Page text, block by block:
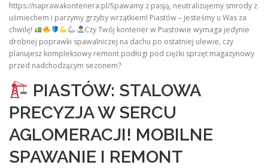
https://naprawakontenera.pl/Spawamy z pasją, neutralizujemy smrody z
uśmiechem i parzymy grzyby wrzątkiem! Piastów – jesteśmy u Was za
chwilę!
Czy Twój kontener w Piastowie wymaga jedynie
drobnej poprawki spawalniczej na dachu po ostatniej ulewie, czy
planujesz kompleksowy remont podłogi pod ciężki sprzęt magazynowy
przed nadchodzącym sezonem?
PIASTÓW: STALOWA
PRECYZJA W SERCU
AGLOMERACJI! MOBILNE
SPAWANIE I REMONT